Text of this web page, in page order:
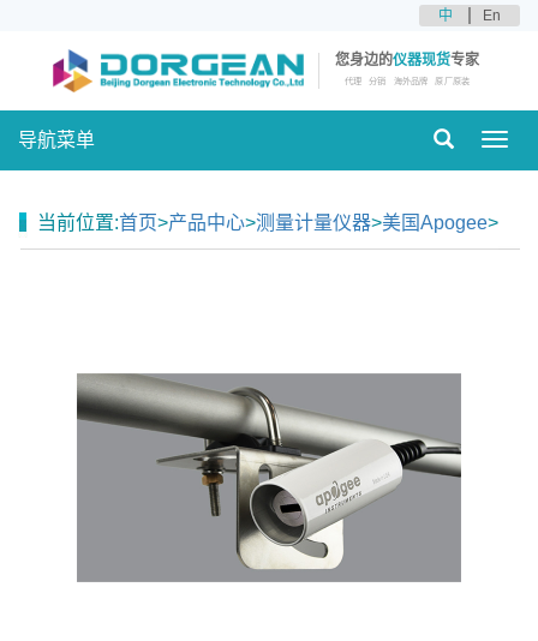
中 En
您身边的仪器现货专家
代理 分销 海外品牌 原厂原装
导航菜单
当前位置:首页>产品中心>测量计量仪器>美国Apogee>